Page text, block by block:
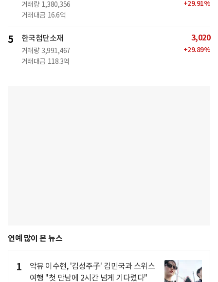
거래량 1,380,356
거래대금 16.6억
+29.91%
5 한국첨단소재
거래량 3,991,467
거래대금 118.3억
3,020
+29.89%
연예 많이 본 뉴스
1
악뮤 이수현, '김성주子' 김민국과 스위스
여행 "첫 만남에 2시간 넘게 기다렸다"